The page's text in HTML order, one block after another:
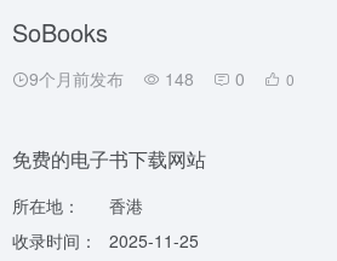
SoBooks
9个月前发布 148 0 0
免费的电子书下载网站
所在地：
香港
收录时间：
2025-11-25